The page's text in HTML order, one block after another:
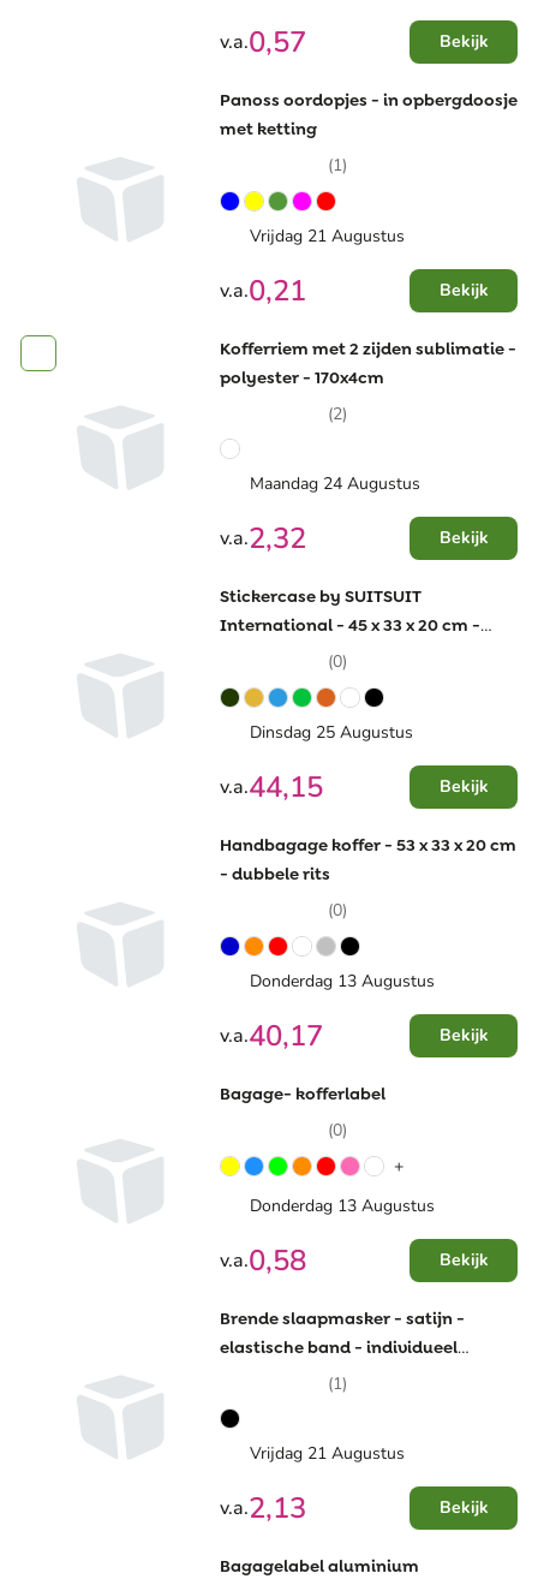
v.a.0,57 Bekijk
Panoss oordopjes - in opbergdoosje
met ketting
(1)
Vrijdag 21 Augustus
v.a.0,21 Bekijk
Kofferriem met 2 zijden sublimatie -
polyester - 170x4cm
(2)
Maandag 24 Augustus
v.a.2,32 Bekijk
Stickercase by SUITSUIT
International - 45 x 33 x 20 cm -
cijferslot - handbagage
(0)
Dinsdag 25 Augustus
v.a.44,15 Bekijk
Handbagage koffer - 53 x 33 x 20 cm
- dubbele rits
(0)
Donderdag 13 Augustus
v.a.40,17 Bekijk
Bagage- kofferlabel
(0)
+
Donderdag 13 Augustus
v.a.0,58 Bekijk
Brende slaapmasker - satijn -
elastische band - individueel
verpakt in satijnen zakje
(1)
Vrijdag 21 Augustus
v.a.2,13 Bekijk
Bagagelabel aluminium